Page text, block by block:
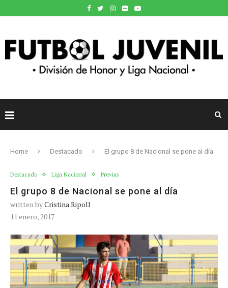
Home Destacado El grupo 8 de Nacional se pone al día
Destacado Liga Nacional Previas
El grupo 8 de Nacional se pone al día
written byCristina Ripoll
11 enero, 2017